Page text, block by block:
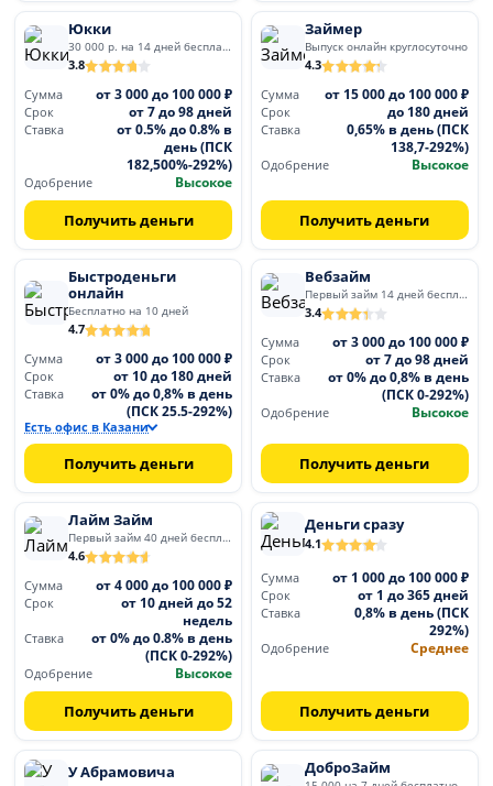
Юкки
30 000 р. на 14 дней бесплатно
3.8
Сумма
от 3 000 до 100 000 ₽
Срок от 7 до 98 дней
Ставка
от 0.5% до 0.8% в
день (ПСК
182,500%-292%)
Одобрение Высокое
Получить деньги
Займер
Выпуск онлайн круглосуточно
4.3
Сумма
от 15 000 до 100 000 ₽
Срок до 180 дней
Ставка
0,65% в день (ПСК
138,7-292%)
Одобрение Высокое
Получить деньги
Быстроденьги
онлайн
Бесплатно на 10 дней
4.7
Сумма
от 3 000 до 100 000 ₽
Срок от 10 до 180 дней
Ставка
от 0% до 0,8% в день
(ПСК 25.5-292%)
Есть офис в Казани
Получить деньги
Вебзайм
Первый займ 14 дней бесплатно
3.4
Сумма
от 3 000 до 100 000 ₽
Срок от 7 до 98 дней
Ставка
от 0% до 0,8% в день
(ПСК 0-292%)
Одобрение Высокое
Получить деньги
Лайм Займ
Первый займ 40 дней бесплатно
4.6
Сумма
от 4 000 до 100 000 ₽
Срок
от 10 дней до 52
недель
Ставка
от 0% до 0.8% в день
(ПСК 0-292%)
Одобрение Высокое
Получить деньги
Деньги сразу
4.1
Сумма от 1 000 до 100 000 ₽
Срок от 1 до 365 дней
Ставка
0,8% в день (ПСК
292%)
Одобрение Среднее
Получить деньги
У Абрамовича ДоброЗайм